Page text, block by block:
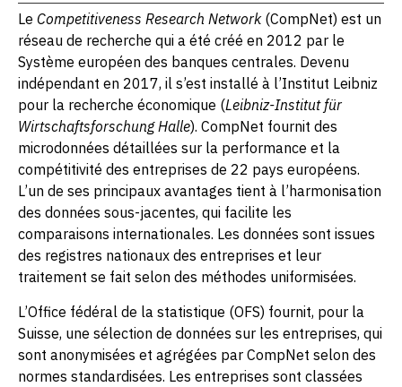
Le Competitiveness Research Network(CompNet) est un
réseau de recherche qui a été créé en 2012 par le
Système européen des banques centrales. Devenu
indépendant en 2017, il s’est installé à l’Institut Leibniz
pour la recherche économique (Leibniz-Institut für
Wirtschaftsforschung Halle). CompNet fournit des
microdonnées détaillées sur la performance et la
compétitivité des entreprises de 22 pays européens.
L’un de ses principaux avantages tient à l’harmonisation
des données sous-jacentes, qui facilite les
comparaisons internationales. Les données sont issues
des registres nationaux des entreprises et leur
traitement se fait selon des méthodes uniformisées.
L’Office fédéral de la statistique (OFS) fournit, pour la
Suisse, une sélection de données sur les entreprises, qui
sont anonymisées et agrégées par CompNet selon des
normes standardisées. Les entreprises sont classées